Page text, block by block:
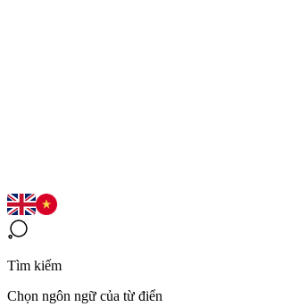
Tìm kiếm
Chọn ngôn ngữ của từ điển